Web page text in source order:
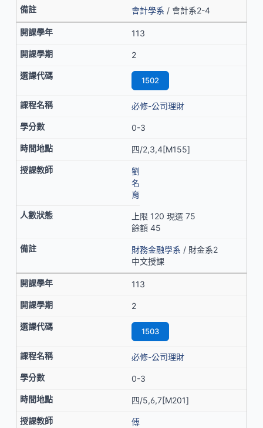
會計學系 / 會計系2-4
113
2
1502
必修-公司理財
0-3
四/2,3,4[M155]
劉
名
育
上限 120 現選 75
餘額 45
財務金融學系 / 財金系2
中文授課
113
2
1503
必修-公司理財
0-3
四/5,6,7[M201]
傅